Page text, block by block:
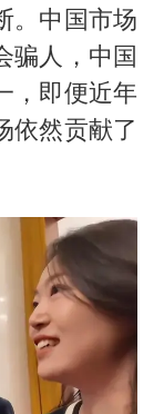
。中国市场
骗人，中国
，即便近年
依然贡献了